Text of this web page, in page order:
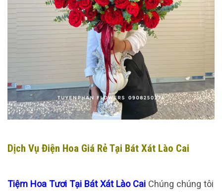
Dịch Vụ Điện Hoa Giá Rẻ Tại Bát Xát Lào Cai
Tiệm Hoa Tươi Tại Bát Xát Lào Cai Chúng chúng tôi